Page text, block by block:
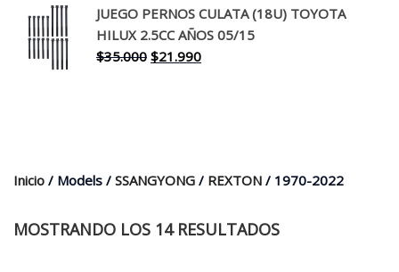
original
era:
$30.000.
actual
es:
$17.990.
JUEGO PERNOS CULATA (18U) TOYOTA
HILUX 2.5CC AÑOS 05/15
$35.000 El
$21.990El
Inicio / Models / SSANGYONG / REXTON / 1970-2022
MOSTRANDO LOS 14 RESULTADOS